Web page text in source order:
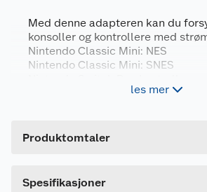
Med denne adapteren kan du
konsoller og kontrollere med
Nintendo Classic Mini: NES
Nintendo Classic Mini: SNES
les mer
Produktomtaler
Dette produktet har ikke fått noen
Spesifikasjoner
Artikkelnummer
Leverandørens artikkelnummer
Lengde